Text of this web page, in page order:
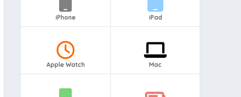
iPhone iPad
Apple Watch Mac